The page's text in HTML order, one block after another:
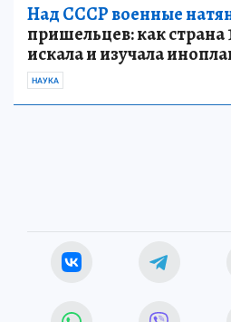
Над СССР военные
пришельцев: как страна
искала и изучала
НАУКА